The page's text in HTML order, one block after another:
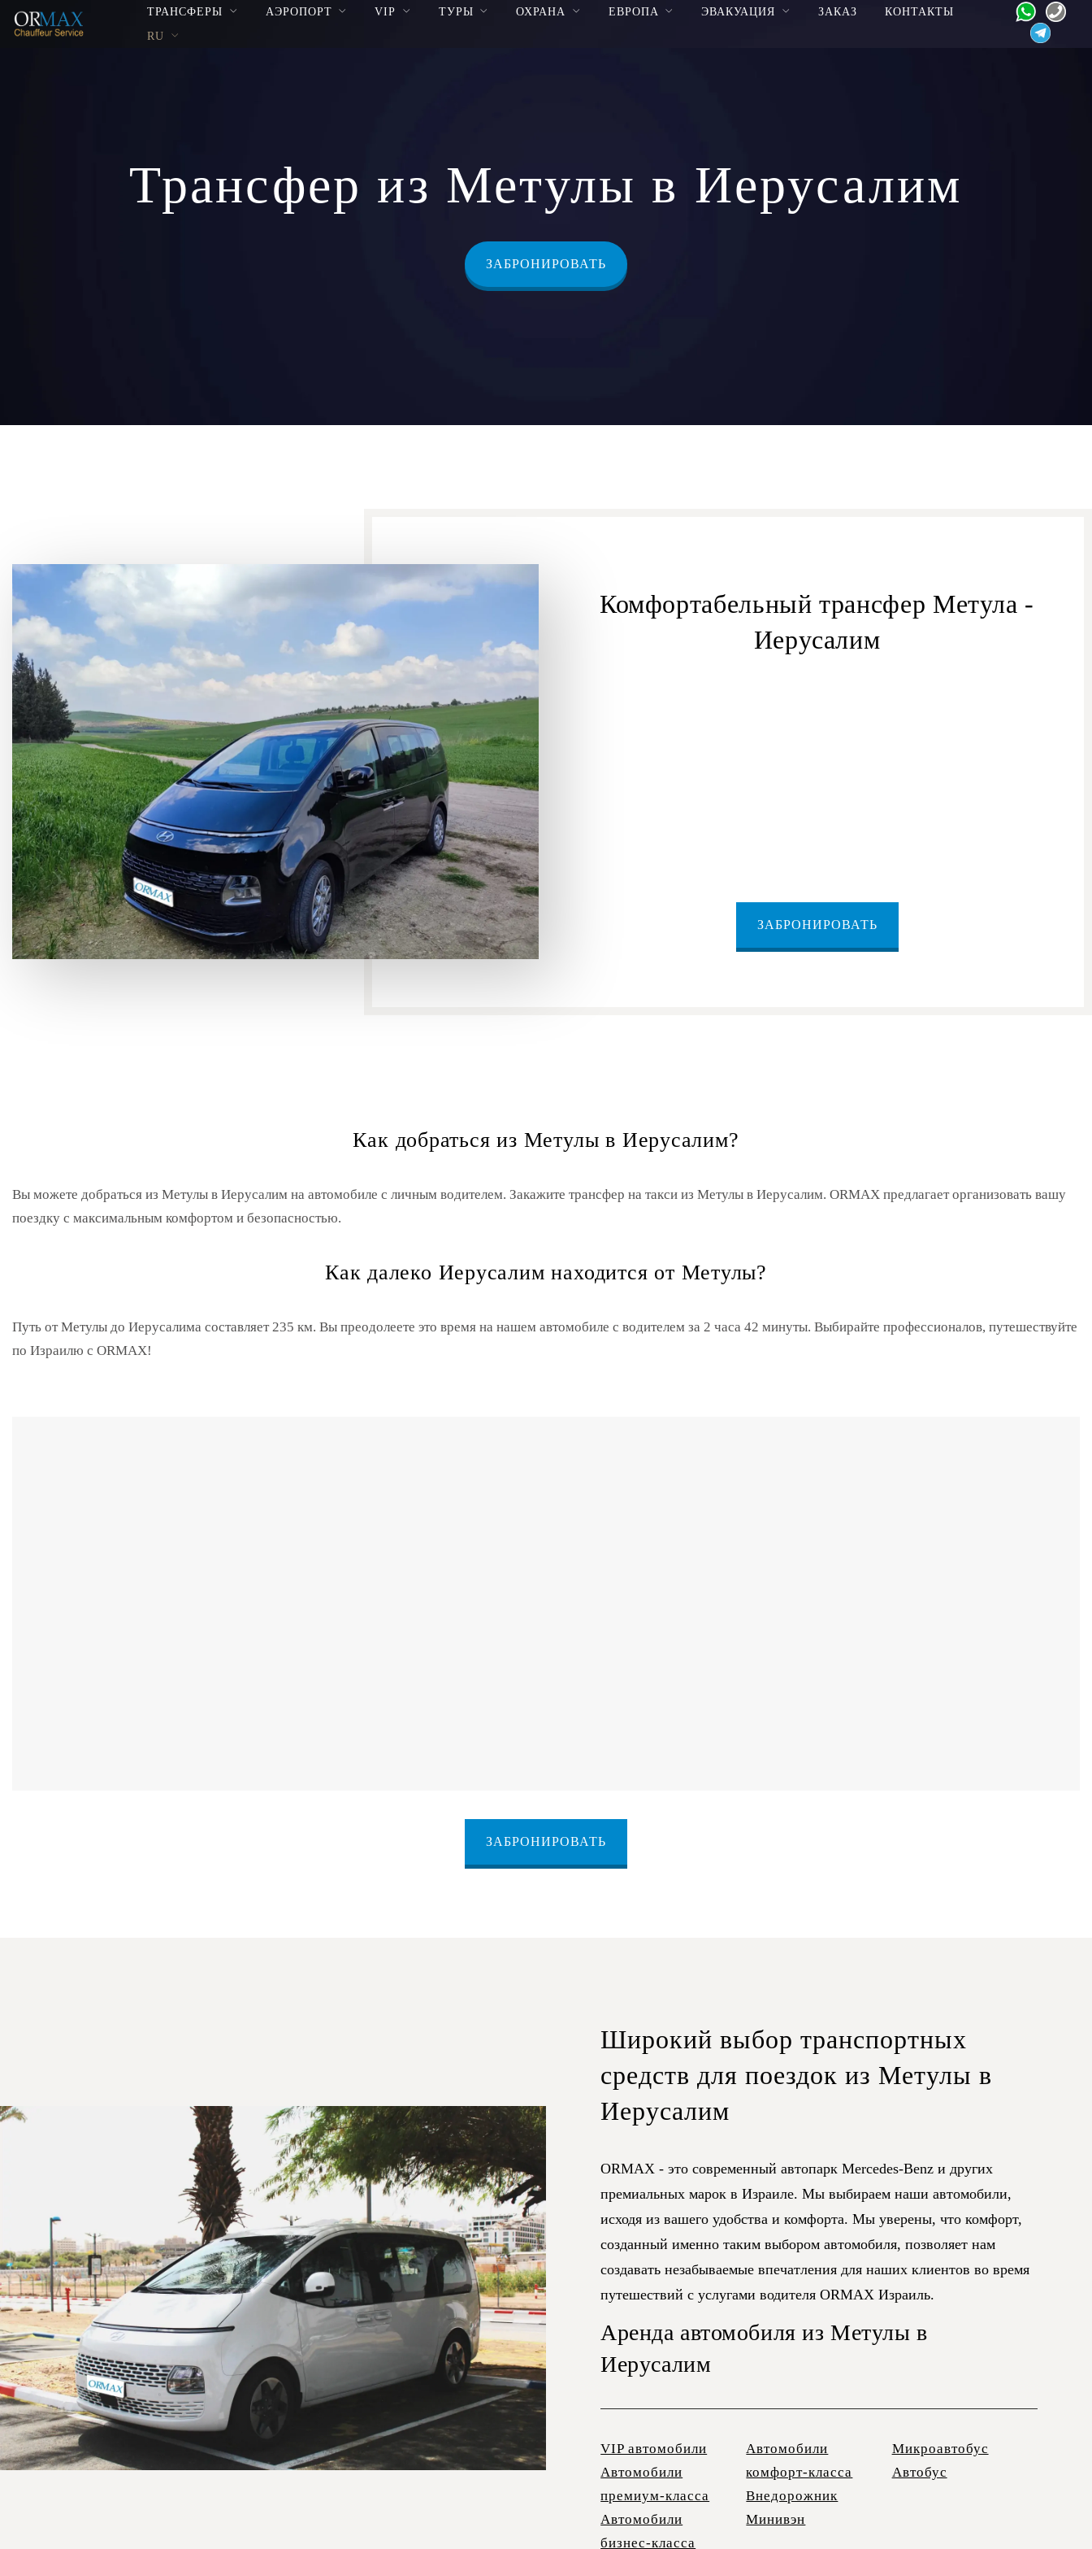
ТРАНСФЕРЫ АЭРОПОРТ VIP ТУРЫ ОХРАНА ЕВРОПА ЭВАКУАЦИЯ ЗАКАЗ
КОНТАКТЫ
RU
Трансфер из Метулы в Иерусалим
ЗАБРОНИРОВАТЬ
Комфортабельный трансфер Метула -
Иерусалим
ЗАБРОНИРОВАТЬ
Как добраться из Метулы в Иерусалим?
Вы можете добраться из Метулы в Иерусалим на автомобиле с личным водителем. Закажите трансфер на такси из Метулы в Иерусалим. ORMAX предлагает организовать вашу
поездку с максимальным комфортом и безопасностью.
Как далеко Иерусалим находится от Метулы?
Путь от Метулы до Иерусалима составляет 235 км. Вы преодолеете это время на нашем автомобиле с водителем за 2 часа 42 минуты. Выбирайте профессионалов, путешествуйте
по Израилю с ORMAX!
ЗАБРОНИРОВАТЬ
Широкий выбор транспортных
средств для поездок из Метулы в
Иерусалим
ORMAX - это современный автопарк Mercedes-Benz и других
премиальных марок в Израиле. Мы выбираем наши автомобили,
исходя из вашего удобства и комфорта. Мы уверены, что комфорт,
созданный именно таким выбором автомобиля, позволяет нам
создавать незабываемые впечатления для наших клиентов во время
путешествий с услугами водителя ORMAX Израиль.
Аренда автомобиля из Метулы в
Иерусалим
VIP автомобили
Автомобили
премиум-класса
Автомобили
бизнес-класса
Автомобили
комфорт-класса
Внедорожник
Минивэн
Микроавтобус
Автобус